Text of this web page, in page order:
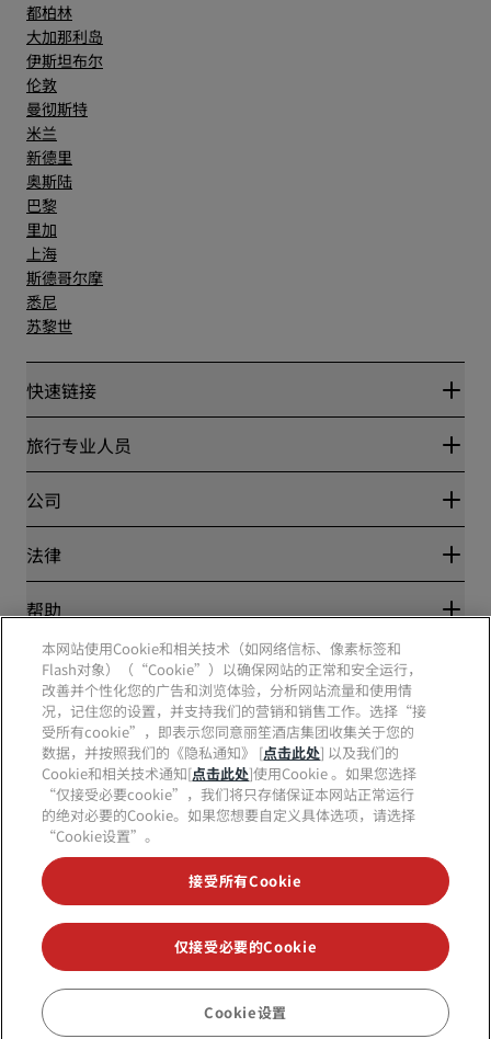
都柏林
大加那利岛
伊斯坦布尔
伦敦
曼彻斯特
米兰
新德里
奥斯陆
巴黎
里加
上海
斯德哥尔摩
悉尼
苏黎世
快速链接
丽赏会
Blog
目的地
丽笙酒店集团APP
体育认证酒店
家庭友好型酒店
旅行专业人员
合作伙伴
公司
丽笙酒店集团
工作机会 RHG
工作机会 PPHE
工作机会 EHL
The Club by RHG
发展机会
责任经营
采购
法律
隐私中心
丽赏会条款和条件
网站使用协议
数字无障碍
现代奴隶制声明
帮助
消费者警示
联系方式
常见问题
网站地图
社交媒体
丽笙酒店集团品牌
不再错失我们最受欢迎的酒店优惠
© 2026 丽笙酒店集团.保留所有权利。RHG丽笙酒店集团、丽筠、丽芮、丽
笙、丽笙精选、丽祺、丽亭、丽柏、丽怡、Prize by Radisson、丽赏会和丽
笙会议是丽笙酒店集团的商标。
本网站使用Cookie和相关技术（如网络信标、像素标签和
Flash对象）（“Cookie”）以确保网站的正常和安全运行，
改善并个性化您的广告和浏览体验，分析网站流量和使用情
况，记住您的设置，并支持我们的营销和销售工作。选择“接
受所有cookie”，即表示您同意丽笙酒店集团收集关于您的
数据，并按照我们的《隐私通知》 [点击此处] 以及我们的
Cookie和相关技术通知[点击此处]使用Cookie 。如果您选择
“仅接受必要cookie”，我们将只存储保证本网站正常运行
的绝对必要的Cookie。如果您想要自定义具体选项，请选择
“Cookie设置”。
接受所有Cookie
仅接受必要的Cookie
Cookie设置